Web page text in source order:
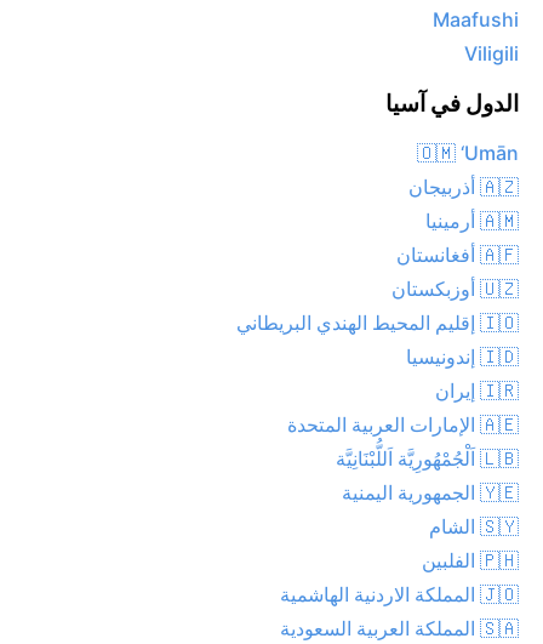
Maafushi
Viligili
الدول في آسيا
🇴🇲 ‘Umān
🇦🇿 أذربيجان
🇦🇲 أرمينيا
🇦🇫 أفغانستان
🇺🇿 أوزبكستان
🇮🇴 إقليم المحيط الهندي البريطاني
🇮🇩 إندونيسيا
🇮🇷 إيران
🇦🇪 الإمارات العربية المتحدة
🇱🇧 اَلْجُمْهُورِيَّة اَللُّبْنَانِيَّة
🇾🇪 الجمهورية اليمنية
🇸🇾 الشام
🇵🇭 الفلبين
🇯🇴 المملكة الاردنية الهاشمية
🇸🇦 المملكة العربية السعودية